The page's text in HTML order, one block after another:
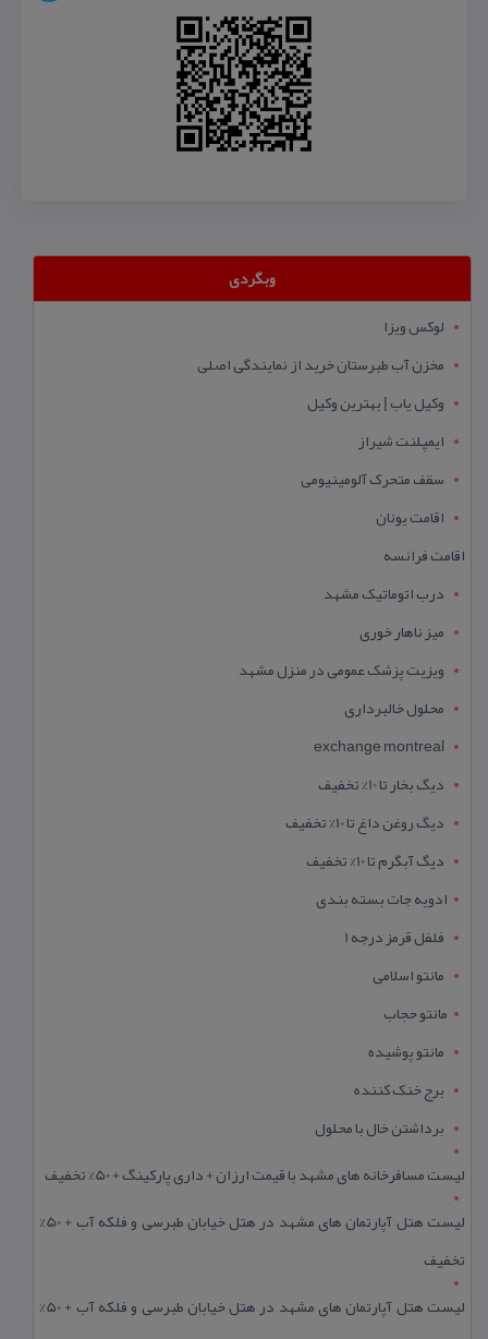
وبگردی
لوکس ویزا
مخزن آب طبرستان خرید از نمایندگی اصلی
وکیل یاب | بهترین وکیل
ایمپلنت شیراز
سقف متحرک آلومینیومی
اقامت یونان
اقامت فرانسه
درب اتوماتیک مشهد
میز ناهار خوری
ویزیت پزشک عمومی در منزل مشهد
محلول خالبرداری
exchange montreal
دیگ بخار تا 10% تخفیف
دیگ روغن داغ تا 10% تخفیف
دیگ آبگرم تا 10% تخفیف
ادویه جات بسته بندی
فلفل قرمز درجه 1
مانتو اسلامی
مانتو حجاب
مانتو پوشیده
برج خنک کننده
برداشتن خال با محلول
لیست مسافرخانه های مشهد با قیمت ارزان + داری پارکینگ + 50% تخفیف
لیست هتل آپارتمان های مشهد در هتل خیابان طبرسی و فلکه آب + 50%
تخفیف
لیست هتل آپارتمان های مشهد در هتل خیابان طبرسی و فلکه آب + 50%